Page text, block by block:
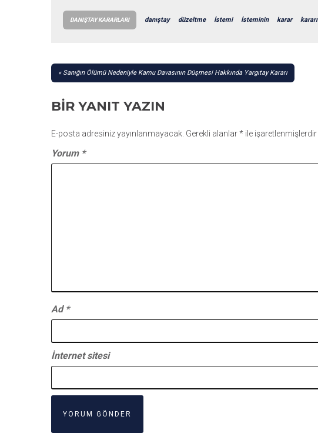
DANIŞTAY KARARLARI danıştay düzeltme İstemi İsteminin karar kararı
YAZI
Sanığın Ölümü Nedeniyle Kamu Davasının Düşmesi Hakkında Yargıtay Kararı
BIR YANIT YAZIN
E-posta adresiniz yayınlanmayacak. Gerekli alanlar* ile işaretlenmişlerdir
Yorum *
Ad *
İnternet sitesi